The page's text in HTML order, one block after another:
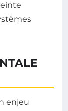
enjeu